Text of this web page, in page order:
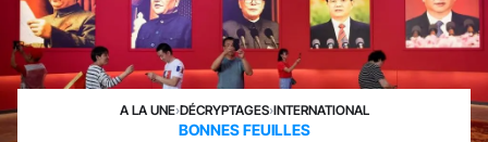
A LA UNE›DÉCRYPTAGES›INTERNATIONAL
BONNES FEUILLES